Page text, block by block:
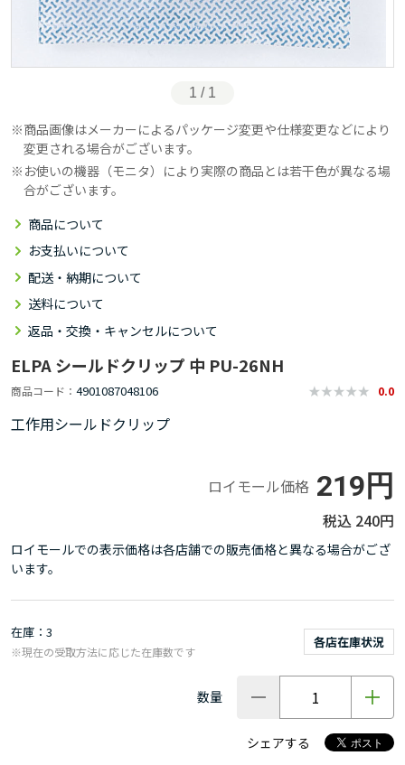
1 / 1
商品画像はメーカーによるパッケージ変更や仕様変更などにより
変更される場合がございます。
お使いの機器（モニタ）により実際の商品とは若干色が異なる場
合がございます。
商品について
お支払いについて
配送・納期について
送料について
返品・交換・キャンセルについて
ELPA シールドクリップ 中 PU-26NH
商品コード 4901087048106 0.0
工作用シールドクリップ
ロイモール価格 219円
240円
ロイモールでの表示価格は各店舗での販売価格と異なる場合がござ
います。
在庫 3
各店在庫状況
※現在の受取方法に応じた在庫数です
数量
シェアする